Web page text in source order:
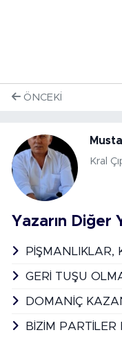
ÖNCEKI
Kral
Yazarın Diğer
PİŞMANLIKLAR,
GERİ TUŞU
DOMANİÇ
BİZİM PARTİLER